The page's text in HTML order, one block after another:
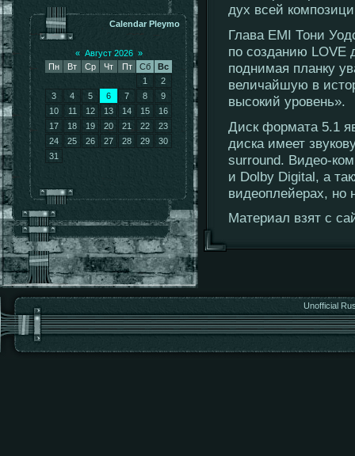
Calendar Pleymo
« Август 2026 »
Пн
Вт Ср Чт Пт Сб
Вс
1
2
3
4 5 6 7 8
9
10
11 12 13 14 15
16
17
18 19 20 21 22
23
24
25 26 27 28 29
30
31
дух всей
Глава EMI Тони
по созданию
поднимая планку
величайшую в
высокий уровень».
Диск формата 5.1
диска имеет
surround. Видео-
и Dolby Digital, а
видеоплейерах, но
Материал взят с
Unofficial